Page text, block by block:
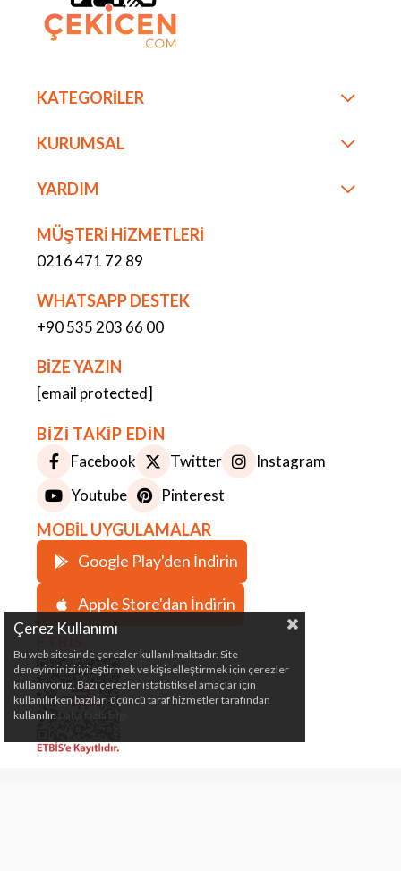
KATEGORİLER
KURUMSAL
YARDIM
MÜŞTERİ HİZMETLERİ
0216 471 72 89
WHATSAPP DESTEK
+90 535 203 66 00
BİZE YAZIN
[email protected]
BİZİ TAKİP EDİN
Facebook Twitter
Instagram
Youtube
Pinterest
MOBİL UYGULAMALAR
Google Play'den İndirin
Apple Store'dan İndirin
Çerez Kullanımı
Bu web sitesinde çerezler kullanılmaktadır. Site
deneyiminizi iyileştirmek ve kişiselleştirmek için çerezler
kullanıyoruz. Bazı çerezler istatistiksel amaçlar için
kullanılırken bazıları üçüncü taraf hizmetler tarafından
kullanılır. Daha fazla bilgi